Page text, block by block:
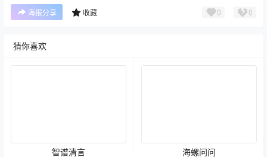
海报分享 收藏 0 0
猜你喜欢
智谱清言 海螺问问